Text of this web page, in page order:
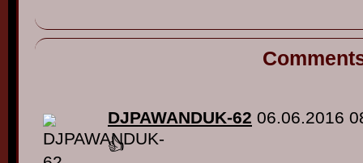
DJPAWANDUK-62 06.06.2016
👍